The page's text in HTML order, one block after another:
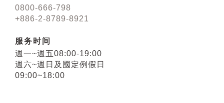
0800-666-798
+886-2-8789-8921
服务时间
週一~週五08:00-19:00
週六~週日及國定例假日
09:00~18:00